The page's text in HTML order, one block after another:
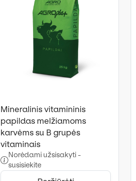
Mineralinis vitamininis
papildas melžiamoms
karvėms su B grupės
vitaminais
Norėdami užsisakyti -
susisiekite